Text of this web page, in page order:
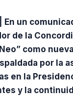
| En un
de la
como
por la
en la
y la